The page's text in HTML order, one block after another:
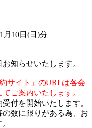
月10日(日)分
知らせいたします。
サイト」のURLは各会
ご案内いたします。
付を開始いたします。
数に限りがある為、お